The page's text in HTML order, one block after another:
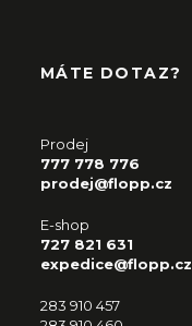
MÁTE DOTAZ?
Prodej
777 778 776
prodej@flopp.cz
E-shop
727 821 631
expedice@flopp.cz
283 910 457